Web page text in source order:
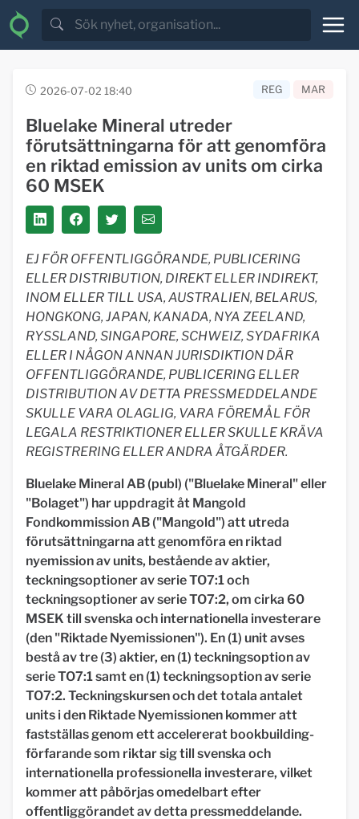
2026-07-02 18:40 REG MAR
Bluelake Mineral utreder
förutsättningarna för att genomföra
en riktad emission av units om cirka
60 MSEK
EJ FÖR OFFENTLIGGÖRANDE, PUBLICERING
ELLER DISTRIBUTION, DIREKT ELLER INDIREKT,
INOM ELLER TILL USA, AUSTRALIEN, BELARUS,
HONGKONG, JAPAN, KANADA, NYA ZEELAND,
RYSSLAND, SINGAPORE, SCHWEIZ, SYDAFRIKA
ELLER I NÅGON ANNAN JURISDIKTION DÄR
OFFENTLIGGÖRANDE, PUBLICERING ELLER
DISTRIBUTION AV DETTA PRESSMEDDELANDE
SKULLE VARA OLAGLIG, VARA FÖREMÅL FÖR
LEGALA RESTRIKTIONER ELLER SKULLE KRÄVA
REGISTRERING ELLER ANDRA ÅTGÄRDER.
Bluelake Mineral AB (publ) ("Bluelake Mineral" eller
"Bolaget") har uppdragit åt Mangold
Fondkommission AB ("Mangold") att utreda
förutsättningarna att genomföra en riktad
nyemission av units, bestående av aktier,
teckningsoptioner av serie TO7:1 och
teckningsoptioner av serie TO7:2, om cirka 60
MSEK till svenska och internationella investerare
(den "Riktade Nyemissionen"). En (1) unit avses
bestå av tre (3) aktier, en (1) teckningsoption av
serie TO7:1 samt en (1) teckningsoption av serie
TO7:2. Teckningskursen och det totala antalet
units i den Riktade Nyemissionen kommer att
fastställas genom ett accelererat bookbuilding-
förfarande som riktar sig till svenska och
internationella professionella investerare, vilket
kommer att påbörjas omedelbart efter
offentliggörandet av detta pressmeddelande.